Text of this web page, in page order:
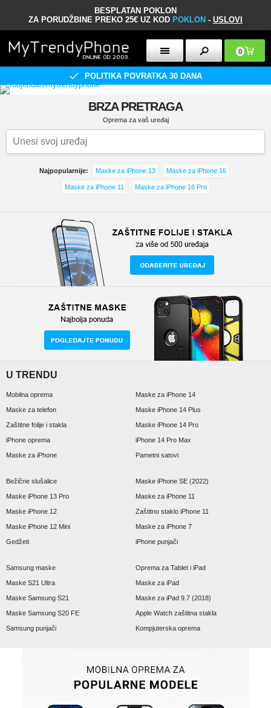
BESPLATAN POKLON
ZA PORUDŽBINE PREKO 25€ UZ KOD POKLON - USLOVI
0
POLITIKA POVRATKA 30 DANA
BRZA PRETRAGA
Oprema za vaš uređaj
Najpopularnije: Maske za iPhone 13 Maske za iPhone 16
Maske za iPhone 11 Maske za iPhone 16 Pro
U TRENDU
Mobilna oprema
Maske za telefon
Zaštitne folije i stakla
iPhone oprema
Maske za iPhone
Maske za iPhone 14
Maske iPhone 14 Plus
Maske iPhone 14 Pro
iPhone 14 Pro Max
Pametni satovi
Bežične slušalice
Maske iPhone 13 Pro
Maske iPhone 12
Maske iPhone 12 Mini
Gedžeti
Maske iPhone SE (2022)
Maske za iPhone 11
Zaštitno staklo iPhone 11
Maske za iPhone 7
iPhone punjači
Samsung maske
Maske S21 Ultra
Maske Samsung S21
Maske Samsung S20 FE
Samsung punjači
Oprema za Tablet i iPad
Maske za iPad
Maske za iPad 9.7 (2018)
Apple Watch zaštitna stakla
Kompjuterska oprema